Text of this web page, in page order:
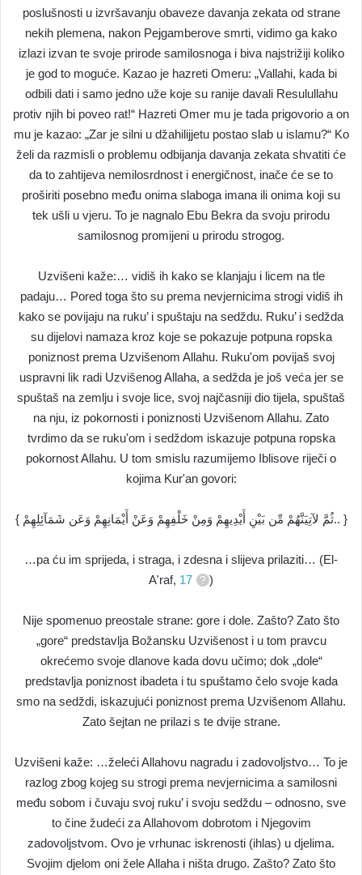
poslušnosti u izvršavanju obaveze davanja zekata od strane
nekih plemena, nakon Pejgamberove smrti, vidimo ga kako
izlazi izvan te svoje prirode samilosnoga i biva najstrižiji koliko
je god to moguće. Kazao je hazreti Omeru: „Vallahi, kada bi
odbili dati i samo jedno uže koje su ranije davali Resulullahu
protiv njih bi poveo rat!“ Hazreti Omer mu je tada prigovorio a on
mu je kazao: „Zar je silni u džahilijjetu postao slab u islamu?“ Ko
želi da razmisli o problemu odbijanja davanja zekata shvatiti će
da to zahtijeva nemilosrdnost i energičnost, inače će se to
proširiti posebno među onima slaboga imana ili onima koji su
tek ušli u vjeru. To je nagnalo Ebu Bekra da svoju prirodu
samilosnog promijeni u prirodu strogog.
Uzvišeni kaže:… vidiš ih kako se klanjaju i licem na tle
padaju… Pored toga što su prema nevjernicima strogi vidiš ih
kako se povijaju na ruku’ i spuštaju na sedždu. Ruku’ i sedžda
su dijelovi namaza kroz koje se pokazuje potpuna ropska
poniznost prema Uzvišenom Allahu. Ruku'om povijaš svoj
uspravni lik radi Uzvišenog Allaha, a sedžda je još veća jer se
spuštaš na zemlju i svoje lice, svoj najčasniji dio tijela, spuštaš
na nju, iz pokornosti i poniznosti Uzvišenom Allahu. Zato
tvrdimo da se ruku'om i sedždom iskazuje potpuna ropska
pokornost Allahu. U tom smislu razumijemo Iblisove riječi o
kojima Kur'an govori:
{ ثُمَّ لآتِيَنَّهُمْ مِّن بَيْنِ أَيْدِيهِمْ وَمِنْ خَلْفِهِمْ وَعَنْ أَيْمَانِهِمْ وَعَن شَمَآئِلِهِمْ.. }
…pa ću im sprijeda, i straga, i zdesna i slijeva prilaziti… (El-
A'raf, 17 )
Nije spomenuo preostale strane: gore i dole. Zašto? Zato što
„gore“ predstavlja Božansku Uzvišenost i u tom pravcu
okrećemo svoje dlanove kada dovu učimo; dok „dole“
predstavlja poniznost ibadeta i tu spuštamo čelo svoje kada
smo na sedždi, iskazujući poniznost prema Uzvišenom Allahu.
Zato šejtan ne prilazi s te dvije strane.
Uzvišeni kaže: …želeći Allahovu nagradu i zadovoljstvo… To je
razlog zbog kojeg su strogi prema nevjernicima a samilosni
među sobom i čuvaju svoj ruku’ i svoju sedždu – odnosno, sve
to čine žudeći za Allahovom dobrotom i Njegovim
zadovoljstvom. Ovo je vrhunac iskrenosti (ihlas) u djelima.
Svojim djelom oni žele Allaha i ništa drugo. Zašto? Zato što